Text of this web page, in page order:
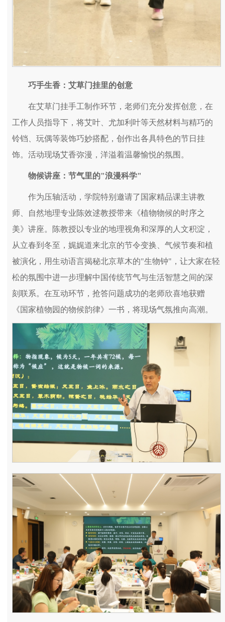
巧手生香：艾草门挂里的创意
在艾草门挂手工制作环节，老师们充分发挥创意，在
工作人员指导下，将艾叶、尤加利叶等天然材料与精巧的
铃铛、玩偶等装饰巧妙搭配，创作出各具特色的节日挂
饰。活动现场艾香弥漫，洋溢着温馨愉悦的氛围。
物候讲座：节气里的"浪漫科学"
作为压轴活动，学院特别邀请了国家精品课主讲教
师、自然地理专业陈效逑教授带来《植物物候的时序之
美》讲座。陈教授以专业的地理视角和深厚的人文积淀，
从立春到冬至，娓娓道来北京的节令变换、气候节奏和植
被演化，用生动语言揭秘北京草木的"生物钟"，让大家在轻
松的氛围中进一步理解中国传统节气与生活智慧之间的深
刻联系。在互动环节，抢答问题成功的老师欣喜地获赠
《国家植物园的物候韵律》一书，将现场气氛推向高潮。